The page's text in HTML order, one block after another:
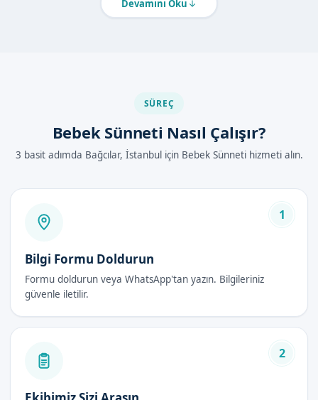
Nasıl Yapılır?
İşlem sırasında bebek ağrı hissetmez ve işlem sonrası da ağrı
kesiciler verilir.
Bebek Sünneti Avantajları
İyileşme süreci kısadır
Hijyenik ortamda yapılır
Bebek Sünneti Fiyatları 2026
Bebek sünneti fiyatları 2026 yılında uzmanlık ve hizmet
fiyatları öğrenebilirsiniz.
Devamını Oku
SÜREÇ
Bebek Sünneti Nasıl Çalışır?
3 basit adımda Bağcılar, İstanbul için Bebek Sünneti hizmeti alın.
1
Bilgi Formu Doldurun
Formu doldurun veya WhatsApp'tan yazın. Bilgileriniz
güvenle iletilir.
2